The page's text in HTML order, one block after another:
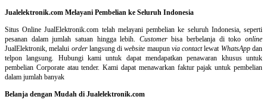
Jualelektronik.com Melayani Pembelian ke Seluruh Indonesia
Situs Online JualElektronik.com telah melayani pembelian ke seluruh Indonesia, seperti
pesanan dalam jumlah satuan hingga lebih. Customerbisa berbelanja di tokoonline
JualElektronik, melalui orderlangsung diwebsite maupun via contactlewat WhatsAppdan
telpon langsung. Hubungi kami untuk dapat mendapatkan penawaran khusus untuk
pembelian Corporate atau tender. Kami dapat menawarkan faktur pajak untuk pembelian
dalam jumlah banyak
Belanja dengan Mudah di Jualelektronik.com